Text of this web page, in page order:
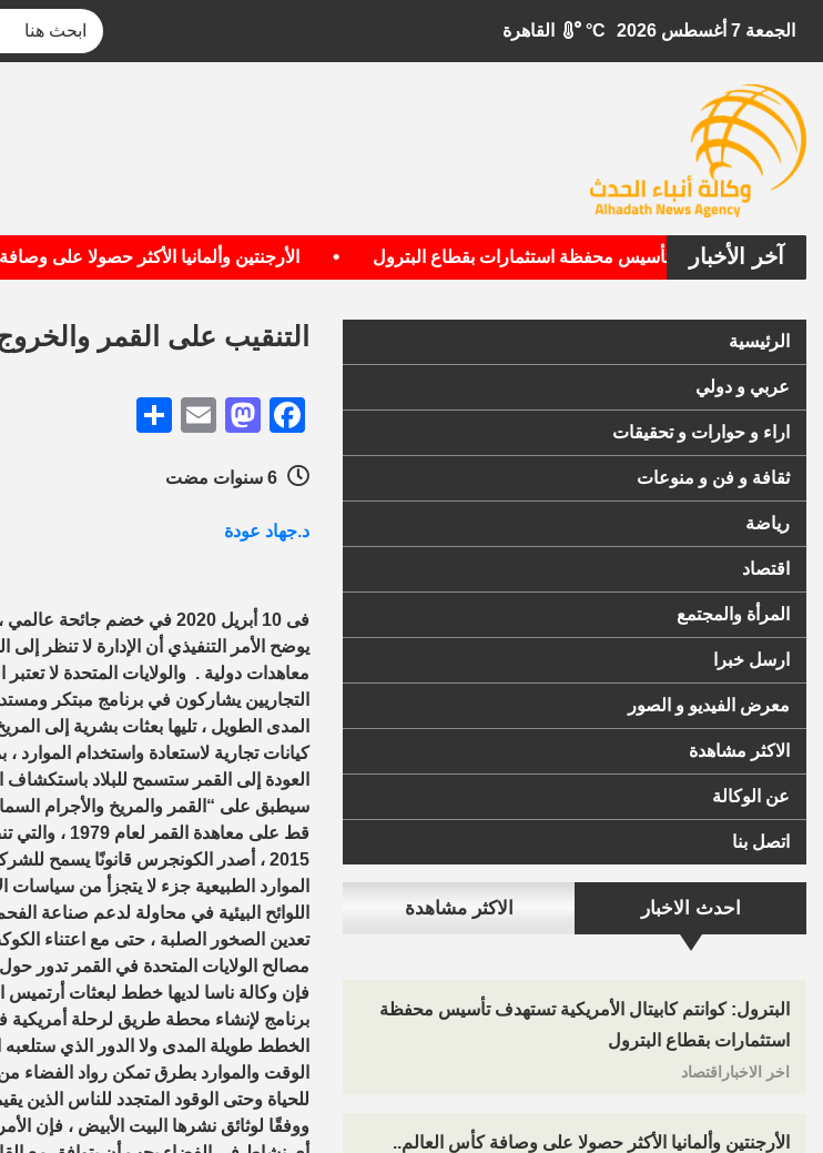
الجمعة 7 أغسطس 2026 °C
آخر الأخبار
تستهدف تأسيس محفظة استثمارات بقطاع البترول • الأرجنتين وألمانيا الأكثر حصولا على وصافة
الرئيسية
عربي و دولي
اراء و حوارات و تحقيقات
ثقافة و فن و منوعات
رياضة
اقتصاد
المرأة والمجتمع
ارسل خبرا
معرض الفيديو و الصور
الاكثر مشاهدة
عن الوكالة
اتصل بنا
احدث الاخبار الاكثر مشاهدة
البترول: كوانتم كابيتال الأمريكية تستهدف تأسيس محفظة
استثمارات بقطاع البترول
اخر الاخباراقتصاد
الأرجنتين وألمانيا الأكثر حصولا على وصافة كأس العالم..
التنقيب على القمر
Facebook
Mastodon
Email
د.جهاد عودة
فى 10 أبريل 2020 في خضم
يوضح الأمر التنفيذي أن الإدارة لا تنظر
التجاريين يشاركون في برنامج مبتكر
المدى الطويل ، تليها بعثات بشرية إلى
كيانات تجارية لاستعادة واستخدام
العودة إلى القمر ستسمح للبلاد
قط على
2015 ، أصدر الكونجرس قانونًا يسمح
الموارد الطبيعية جزء لا يتجزأ من
اللوائح البيئية في محاولة لدعم صناعة
برنامج لإنشاء محطة طريق لرحلة
الوقت والموارد بطرق تمكن رواد الفضاء
للحياة وحتى الوقود المتجدد للناس الذين